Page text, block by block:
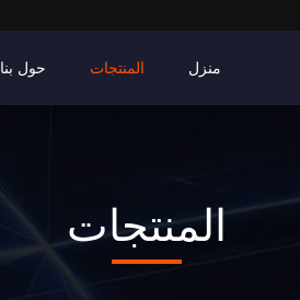
منزل المنتجات حول بنا
المنتجات